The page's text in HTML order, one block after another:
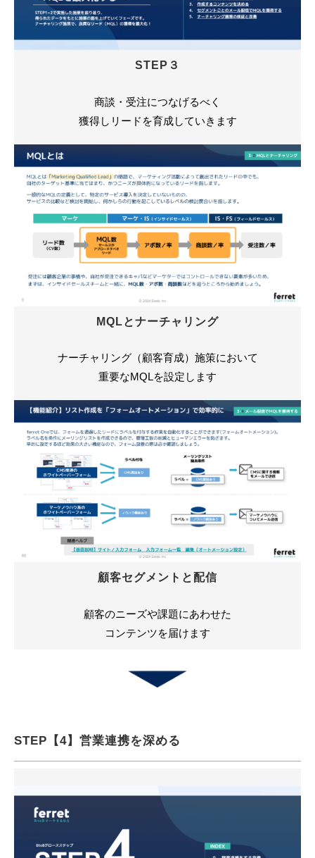
STEP３
商談・受注につなげるべく
獲得しリードを育成していきます
MQLとナーチャリング
ナーチャリング（顧客育成）施策において
重要なMQLを設定します
顧客セグメントと配信
顧客のニーズや課題にあわせた
コンテンツを届けます
STEP【4】営業連携を深める